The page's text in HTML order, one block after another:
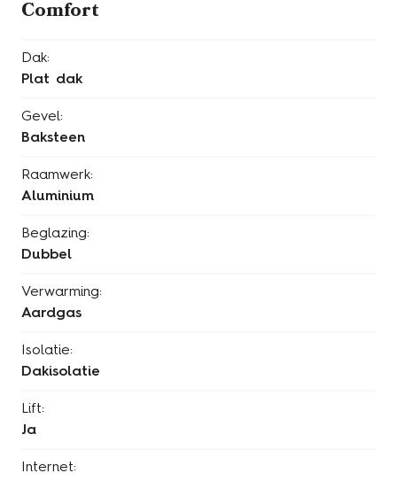
Comfort
Dak:
Plat dak
Gevel:
Baksteen
Raamwerk:
Aluminium
Beglazing:
Dubbel
Verwarming:
Aardgas
Isolatie:
Dakisolatie
Lift:
Ja
Internet: